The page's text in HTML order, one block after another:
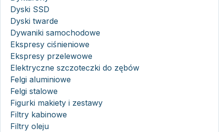
Dyski SSD
Dyski twarde
Dywaniki samochodowe
Ekspresy ciśnieniowe
Ekspresy przelewowe
Elektryczne szczoteczki do zębów
Felgi aluminiowe
Felgi stalowe
Figurki makiety i zestawy
Filtry kabinowe
Filtry oleju